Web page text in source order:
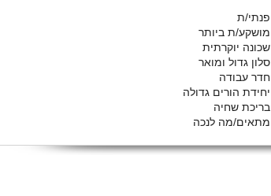
פנתי/ת
מושקע/ת ביותר
שכונה יוקרתית
סלון גדול ומואר
חדר עבודה
יחידת הורים גדולה
בריכת שחיה
מתאים/מה לנכה